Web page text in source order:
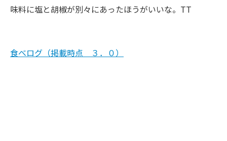
味料に塩と胡椒が別々にあったほうがいいな。TT
食べログ（掲載時点 ３．０）